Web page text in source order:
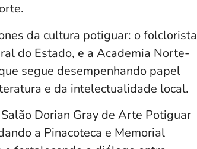
da cultura potiguar: o folclorista
do Estado, e a Academia Norte-
segue desempenhando papel
e da intelectualidade local.
Dorian Gray de Arte Potiguar
a Pinacoteca e Memorial